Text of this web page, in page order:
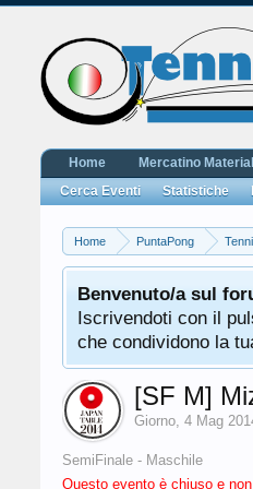
Home PuntaPong
Benvenuto/a sul
Iscrivendoti con il
che condividono la
[SF M]
Giorno, 4 Mag
SemiFinale - Maschile
Questo evento è chiuso e
Home Mercatino
Cerca Eventi
Statistiche